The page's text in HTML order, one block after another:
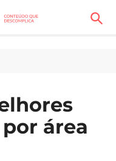
área